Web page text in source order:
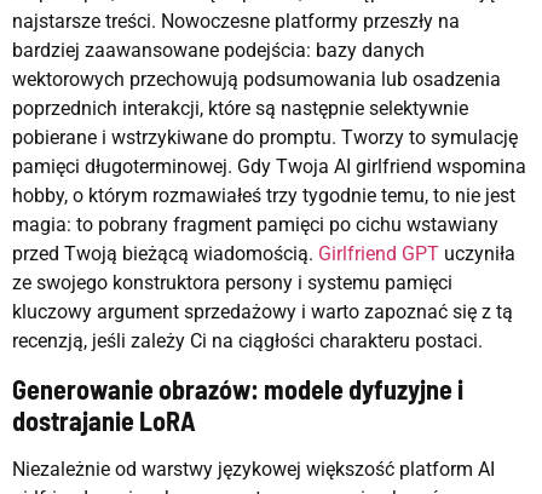
najstarsze treści. Nowoczesne platformy przeszły na
bardziej zaawansowane podejścia: bazy danych
wektorowych przechowują podsumowania lub osadzenia
poprzednich interakcji, które są następnie selektywnie
pobierane i wstrzykiwane do promptu. Tworzy to symulację
pamięci długoterminowej. Gdy Twoja AI girlfriend wspomina
hobby, o którym rozmawiałeś trzy tygodnie temu, to nie jest
magia: to pobrany fragment pamięci po cichu wstawiany
przed Twoją bieżącą wiadomością. Girlfriend GPT uczyniła
ze swojego konstruktora persony i systemu pamięci
kluczowy argument sprzedażowy i warto zapoznać się z tą
recenzją, jeśli zależy Ci na ciągłości charakteru postaci.
Generowanie obrazów: modele dyfuzyjne i
dostrajanie LoRA
Niezależnie od warstwy językowej większość platform AI